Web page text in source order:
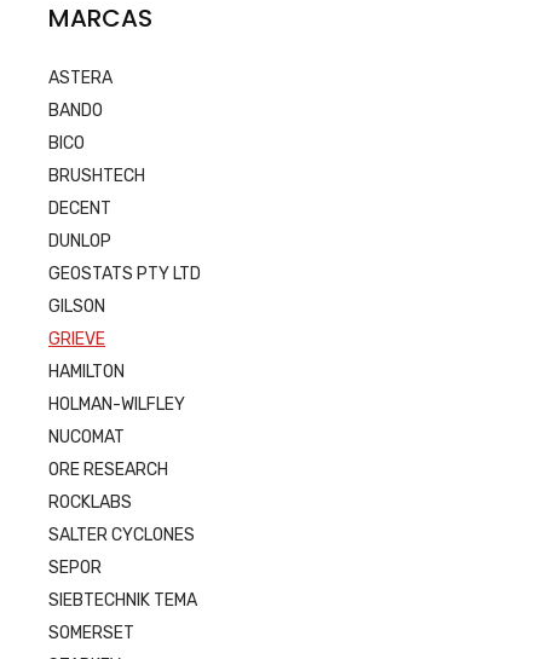
MARCAS
ASTERA
BANDO
BICO
BRUSHTECH
DECENT
DUNLOP
GEOSTATS PTY LTD
GILSON
GRIEVE
HAMILTON
HOLMAN-WILFLEY
NUCOMAT
ORE RESEARCH
ROCKLABS
SALTER CYCLONES
SEPOR
SIEBTECHNIK TEMA
SOMERSET